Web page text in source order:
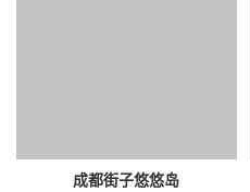
成都街子悠悠岛